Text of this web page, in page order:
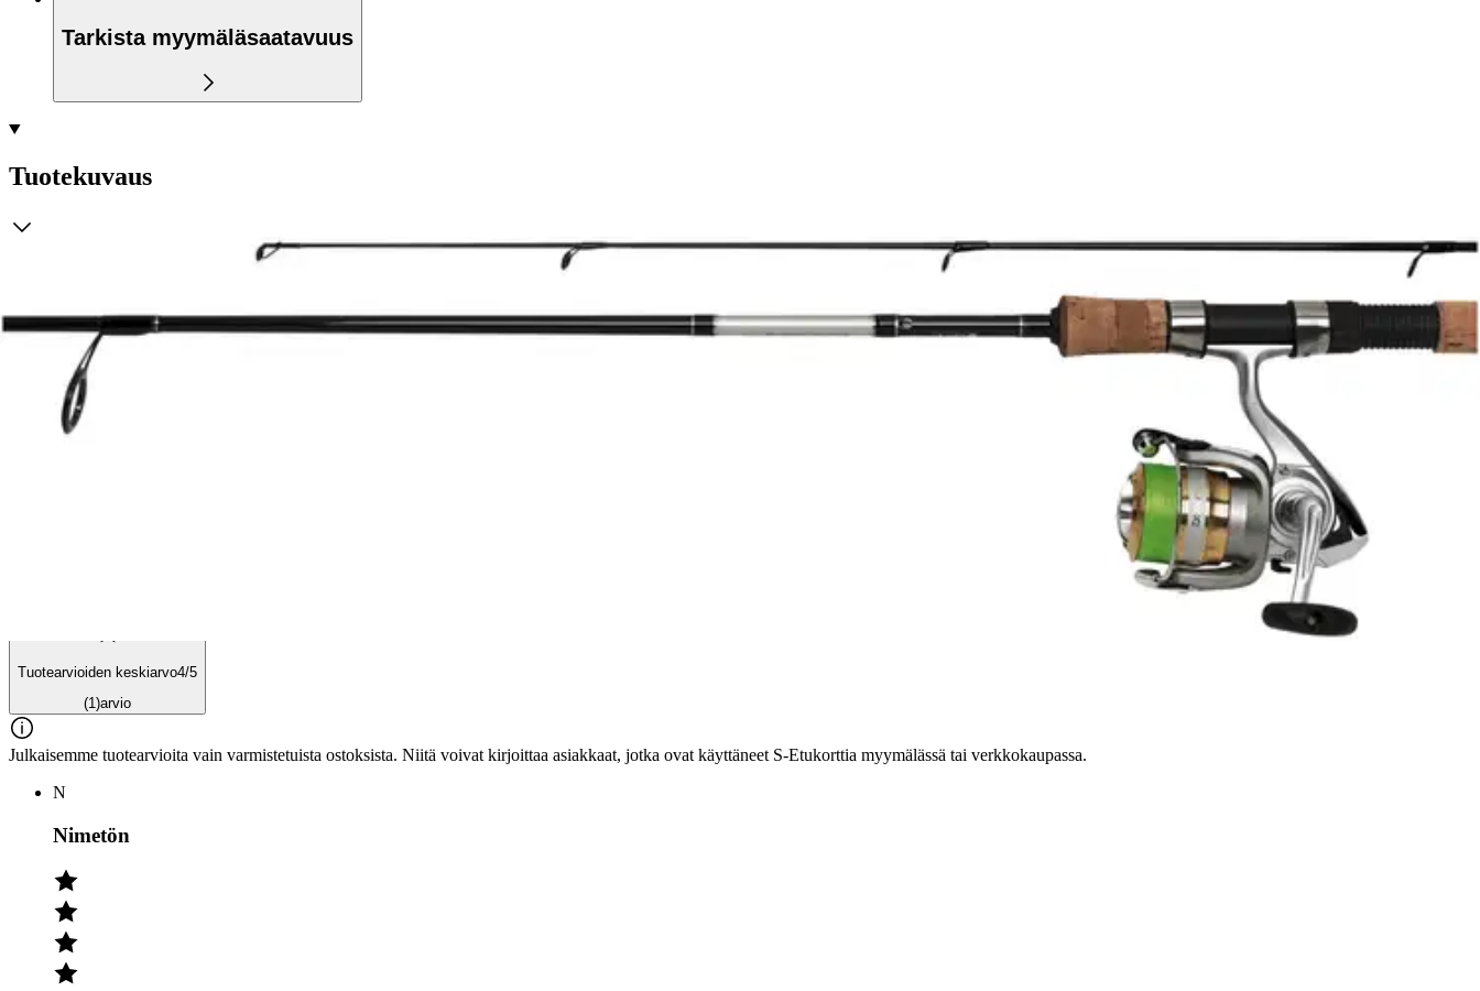
Tarkista myymäläsaatavuus
Tuotekuvaus
Sweepfire avokelasetti tarjoaa reilusti toimintaa ja luotettavuutta. Setti sisältää Sweepfire avokelan ja Sweepfire avokelavavan. Kelalle on valmiiksi puolattu Japanissa valmistettu J-Braid X8 kuitusiima.
Ominaisuudet
Tuotearvioiden keskiarvo4/5
(1)arvio
Julkaisemme tuotearvioita vain varmistetuista ostoksista. Niitä voivat kirjoittaa asiakkaat, jotka ovat käyttäneet S-Etukorttia myymälässä tai verkkokaupassa.
N
Nimetön